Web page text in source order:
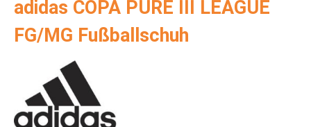
adidas COPA PURE III LEAGUE
FG/MG Fußballschuh